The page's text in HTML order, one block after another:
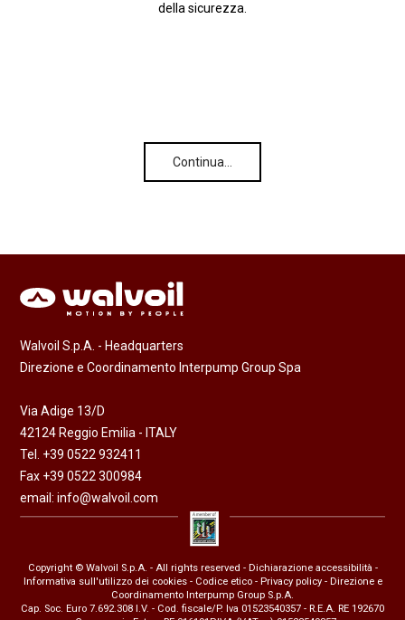
della sicurezza.
Continua…
Walvoil S.p.A. - Headquarters
Direzione e Coordinamento Interpump Group Spa
Via Adige 13/D
42124 Reggio Emilia - ITALY
Tel. +39 0522 932411
Fax +39 0522 300984
email:info@walvoil.com
Copyright © Walvoil S.p.A. - All rights reserved - Dichiarazione accessibilità -
Informativa sull'utilizzo dei cookies- Codice etico- Privacy policy- Direzione e
Coordinamento Interpump Group S.p.A.
Cap. Soc. Euro 7.692.308 I.V. - Cod. fiscale/P. Iva 01523540357 - R.E.A. RE 192670